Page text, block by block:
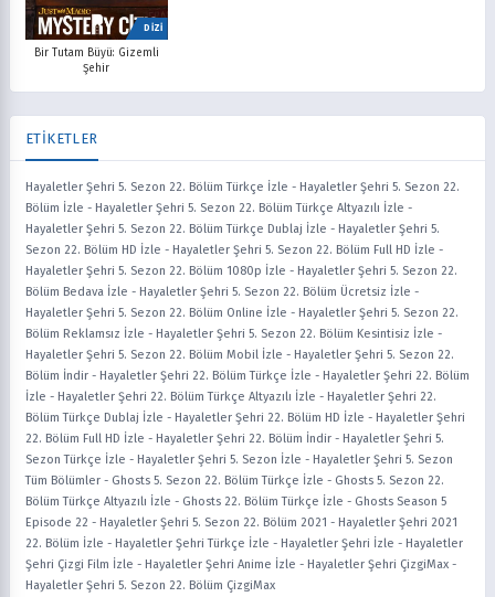
DİZİ
Bir Tutam Büyü: Gizemli
Şehir
ETİKETLER
Hayaletler Şehri 5. Sezon 22. Bölüm Türkçe İzle - Hayaletler Şehri 5. Sezon 22.
Bölüm İzle - Hayaletler Şehri 5. Sezon 22. Bölüm Türkçe Altyazılı İzle -
Hayaletler Şehri 5. Sezon 22. Bölüm Türkçe Dublaj İzle - Hayaletler Şehri 5.
Sezon 22. Bölüm HD İzle - Hayaletler Şehri 5. Sezon 22. Bölüm Full HD İzle -
Hayaletler Şehri 5. Sezon 22. Bölüm 1080p İzle - Hayaletler Şehri 5. Sezon 22.
Bölüm Bedava İzle - Hayaletler Şehri 5. Sezon 22. Bölüm Ücretsiz İzle -
Hayaletler Şehri 5. Sezon 22. Bölüm Online İzle - Hayaletler Şehri 5. Sezon 22.
Bölüm Reklamsız İzle - Hayaletler Şehri 5. Sezon 22. Bölüm Kesintisiz İzle -
Hayaletler Şehri 5. Sezon 22. Bölüm Mobil İzle - Hayaletler Şehri 5. Sezon 22.
Bölüm İndir - Hayaletler Şehri 22. Bölüm Türkçe İzle - Hayaletler Şehri 22. Bölüm
İzle - Hayaletler Şehri 22. Bölüm Türkçe Altyazılı İzle - Hayaletler Şehri 22.
Bölüm Türkçe Dublaj İzle - Hayaletler Şehri 22. Bölüm HD İzle - Hayaletler Şehri
22. Bölüm Full HD İzle - Hayaletler Şehri 22. Bölüm İndir - Hayaletler Şehri 5.
Sezon Türkçe İzle - Hayaletler Şehri 5. Sezon İzle - Hayaletler Şehri 5. Sezon
Tüm Bölümler - Ghosts 5. Sezon 22. Bölüm Türkçe İzle - Ghosts 5. Sezon 22.
Bölüm Türkçe Altyazılı İzle - Ghosts 22. Bölüm Türkçe İzle - Ghosts Season 5
Episode 22 - Hayaletler Şehri 5. Sezon 22. Bölüm 2021 - Hayaletler Şehri 2021
22. Bölüm İzle - Hayaletler Şehri Türkçe İzle - Hayaletler Şehri İzle - Hayaletler
Şehri Çizgi Film İzle - Hayaletler Şehri Anime İzle - Hayaletler Şehri ÇizgiMax -
Hayaletler Şehri 5. Sezon 22. Bölüm ÇizgiMax